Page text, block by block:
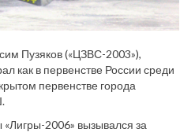
Пузяков («ЦЗВС-2003»),
как в первенстве России среди
первенстве города
2006» вызывался за